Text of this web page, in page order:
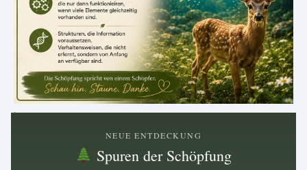
.
NEUE ENTDECKUNG
Spuren der Schöpfung